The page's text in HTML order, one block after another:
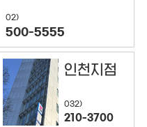
02)
500-5555
인천지점
032)
210-3700